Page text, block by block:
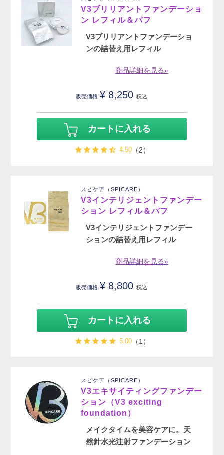
V3ブリリアントファンデーショ
ン レフィル＆パフ
V3ブリリアントファンデーショ
ンの詰替え用レフィル
商品詳細を見る»
販売価格 ¥ 8,250 税込
カートに入れる
4.50（2）
スピケア（SPICARE）
V3インテリジェントファンデー
ション レフィル＆パフ
V3インテリジェントファンデー
ションの詰替え用レフィル
商品詳細を見る»
販売価格 ¥ 8,800 税込
カートに入れる
5.00（1）
スピケア（SPICARE）
V3エキサイティングファンデー
ション（V3 exciting
foundation）
メイクタイムを美容ケアに。天
然針水光注射ファンデーション